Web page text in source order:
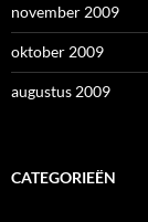
november 2009
oktober 2009
augustus 2009
CATEGORIEËN